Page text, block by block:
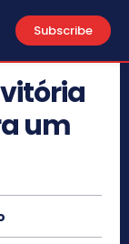
Subscribe
um